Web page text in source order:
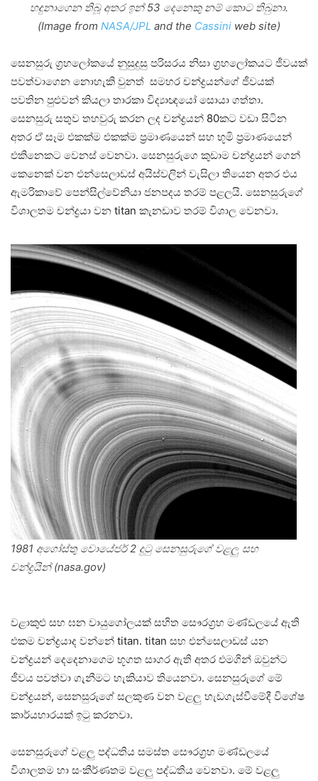
හඳුනාගෙන තිබූ අතර ඉන් 53 දෙනෙකු නම් කොට තිබුනා.
(Image from NASA/JPL and the Cassini web site)
සෙනසුරු ග්‍රහලෝකයේ නුසුදුසු පරිසරය නිසා ග්‍රහලෝකයට ජීවයක්
පවත්වාගෙන නොහැකි වුනත් සමහර චන්ද්‍රයන්ගේ ජීවයක්
පවතින පුළුවන් කියලා තාරකා විද්‍යාඥයෝ සොයා ගත්තා.
සෙනසුරු සතුව තහවුරු කරන ලද චන්ද්‍රයන් 80කට වඩා සිටින
අතර ඒ සෑම එකක්ම එකක්ම ප්‍රමාණයෙන් සහ භූමි ප්‍රමාණයෙන්
එකිනෙකට වෙනස් වෙනවා. සෙනසුරුගෙ කුඩාම චන්ද්‍රයන් ගෙන්
කෙනෙක් වන එන්සෙලාඩස් අයිස්වලින් වැසිලා තියෙන අතර එය
ඇමරිකාවේ පෙන්සිල්වේනියා ජනපදය තරම් පළලයි. සෙනසුරුගේ
විශාලතම චන්ද්‍රයා වන titan කැනඩාව තරම් විශාල වෙනවා.
1981 අගෝස්තු වොයේජර් 2 දුටු සෙනසුරුගේ වළලු සහ
චන්ද්‍රයින් (nasa.gov)
වළාකුළු සහ ඝන වායුගෝලයක් සහිත සෞරග්‍රහ මණ්ඩලයේ ඇති
එකම චන්ද්‍රයාද වන්නේ titan. titan සහ එන්සෙලාඩස් යන
චන්ද්‍රයන් දෙදෙනාගෙම භූගත සාගර ඇති අතර එමගින් ඔවුන්ට
ජීවය පවත්වා ගැනීමට හැකියාව තියෙනවා. සෙනසුරුගේ මේ
චන්ද්‍රයන්, සෙනසුරුගේ සලකුණ වන වළලු හැඩගැස්වීමේදී විශේෂ
කාර්යභාරයක් ඉටු කරනවා.
සෙනසුරුගේ වළලු පද්ධතිය සමස්ත සෞරග්‍රහ මණ්ඩලයේ
විශාලතම හා සංකීර්ණතම වළලු පද්ධතිය වෙනවා. මේ වළලු